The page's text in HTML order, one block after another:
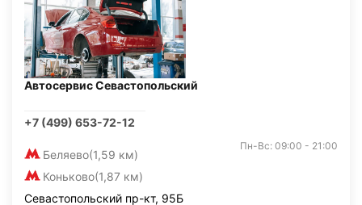
Автосервис Севастопольский
+7 (499) 653-72-12
Беляево(1,59 км)
Коньково(1,87 км)
Пн-Вс: 09:00 - 21:00
Севастопольский пр-кт, 95Б